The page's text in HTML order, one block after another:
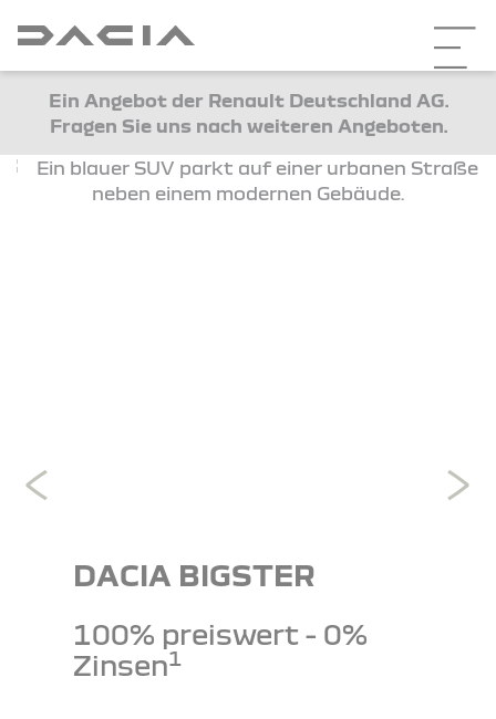
Ein Angebot der Renault Deutschland AG.
Fragen Sie uns nach weiteren Angeboten.
DACIA BIGSTER
100% preiswert - 0%
Zinsen1